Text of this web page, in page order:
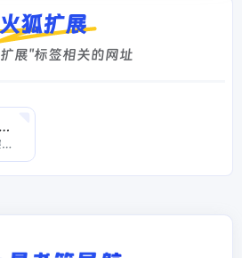
狐扩展
展"标签相关的网址
Crx搜搜-浏览器插件
Crx搜搜，又名扩展搜搜，可以一键搜索并下载 Chrome，Edge，Firefox，Opera 扩展程序 crx/xpi 安装包和 Microsoft Store 应用程序，并可以将插件安装到 Chrome浏览器，Edge浏览器，QQ浏览器，360浏览器，搜狗浏览器，火狐浏览器等 90+ 款浏览器中。解决无法直接访问 Chrome 应用商店的问题。